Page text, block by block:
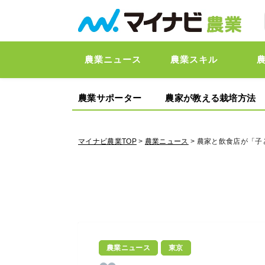
農業ニュース 農業スキル
農業サポーター 農家が教える栽培方法
マイナビ農業TOP> 農業ニュース > 農家と飲食店が「
農業ニュース 東京